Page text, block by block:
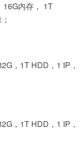
16G内存， 1T
，1T HDD，1 IP，
，1T HDD，1 IP，